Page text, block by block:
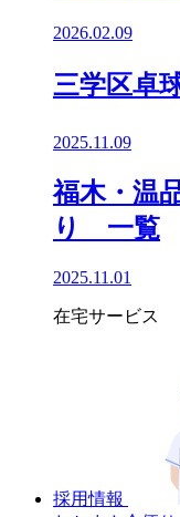
2026.02.09
三学区卓
2025.11.09
福木・温
り 一覧
2025.11.01
在宅サービス
採用情報